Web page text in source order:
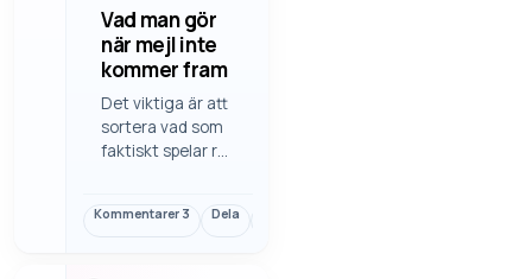
Vad man gör
när mejl inte
kommer fram
Det viktiga är att
sortera vad som
faktiskt spelar roll
fram. Det är ofta
Kommentarer 3 Dela